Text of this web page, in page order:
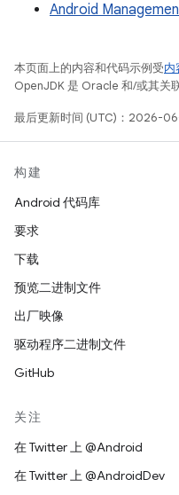
Android
本页面上的内容和代码示例受内
OpenJDK 是 Oracle 和/或其关
最后更新时间 (UTC)：2026-06-
构建
Android 代码库
要求
下载
预览二进制文件
出厂映像
驱动程序二进制文件
GitHub
关注
在 Twitter 上 @Android
在 Twitter 上 @AndroidDev